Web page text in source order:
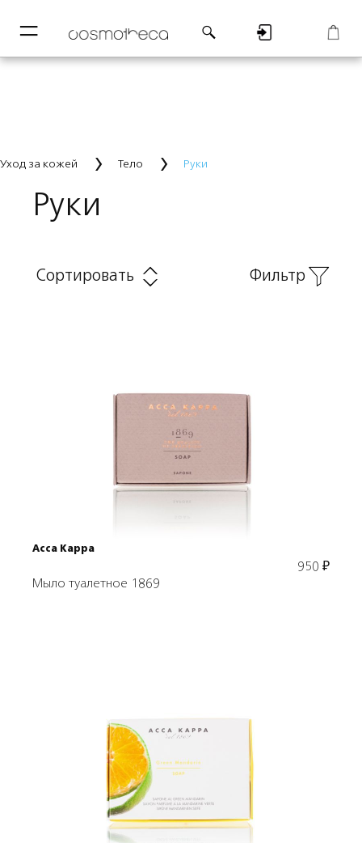
─
─ РегистрацияКорзина
Уход за кожей Тело Руки
Руки
Сортировать Фильтр
Подробнее
Acca Kappa
950 ₽
Мыло туалетное 1869
Подробнее
В корзину